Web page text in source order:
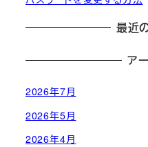
最近
ア
2026年7月
2026年5月
2026年4月